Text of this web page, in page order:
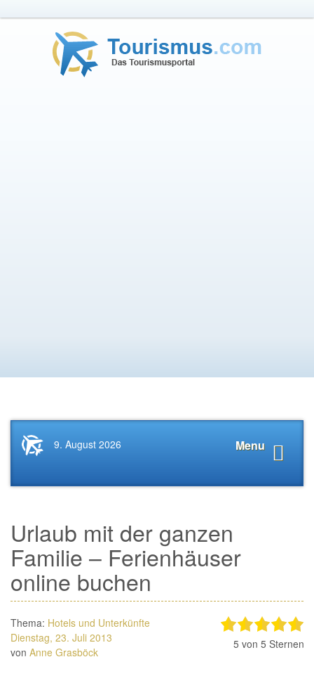
Startseite
News.Tourismus.com
Menu
9. August 2026
Urlaub mit der ganzen
Familie – Ferienhäuser
online buchen
Thema: Hotels und Unterkünfte
Dienstag, 23. Juli 2013
von Anne Grasböck
5 von 5 Sternen